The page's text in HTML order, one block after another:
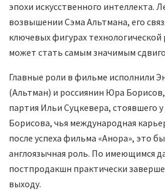
эпохи искусственного интеллекта.
возвышении Сэма Альтмана, его
ключевых фигурах
может стать самым значимым
Главные роли в фильме исполнили
(Альтман) и россиянин Юра
партия Ильи Суцкевера, стоявшего
Борисова, чья международная
после успеха фильма «Анора», это
англоязычная роль. По имеющимся
постпродакшн практически
выходу.